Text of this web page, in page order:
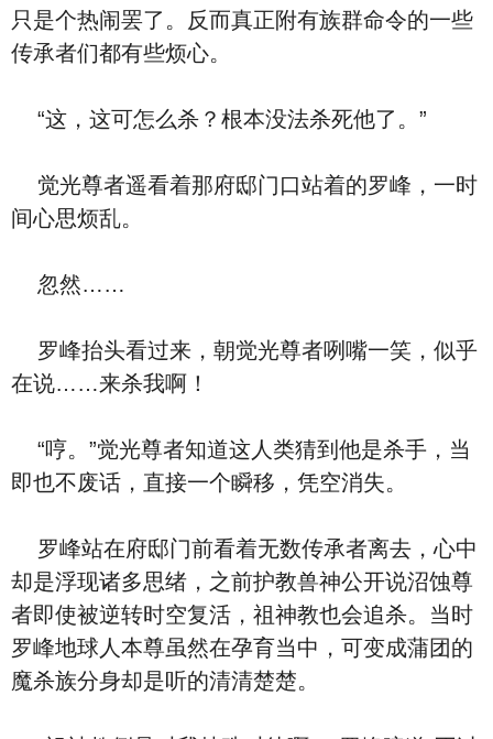
只是个热闹罢了。反而真正附有族群命令的一些
传承者们都有些烦心。
“这，这可怎么杀？根本没法杀死他了。”
觉光尊者遥看着那府邸门口站着的罗峰，一时
间心思烦乱。
忽然……
罗峰抬头看过来，朝觉光尊者咧嘴一笑，似乎
在说……来杀我啊！
“哼。”觉光尊者知道这人类猜到他是杀手，当
即也不废话，直接一个瞬移，凭空消失。
罗峰站在府邸门前看着无数传承者离去，心中
却是浮现诸多思绪，之前护教兽神公开说沼蚀尊
者即使被逆转时空复活，祖神教也会追杀。当时
罗峰地球人本尊虽然在孕育当中，可变成蒲团的
魔杀族分身却是听的清清楚楚。